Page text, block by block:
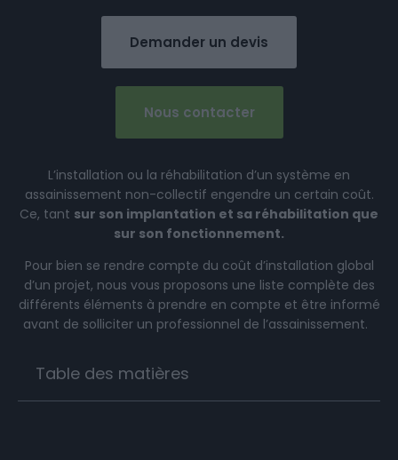
Demander un devis
Nous contacter
L’installation ou la réhabilitation d’un système en
assainissement non-collectif engendre un certain coût.
Ce, tant sur son implantation et sa réhabilitation que
sur son fonctionnement.
Pour bien se rendre compte du coût d’installation global
d’un projet, nous vous proposons une liste complète des
différents éléments à prendre en compte et être informé
avant de solliciter un professionnel de l’assainissement.
Table des matières